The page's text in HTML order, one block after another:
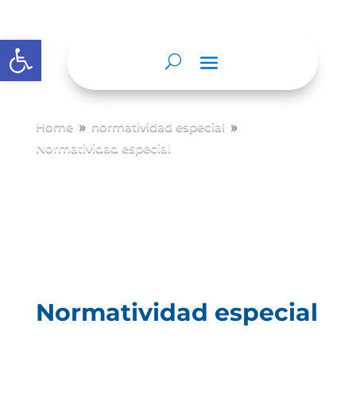
Abrir barra de herramientas
Home 9 normatividad especial 9
Normatividad especial
Normatividad especial